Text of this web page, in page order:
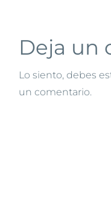
Deja un
Lo siento, debes
un comentario.